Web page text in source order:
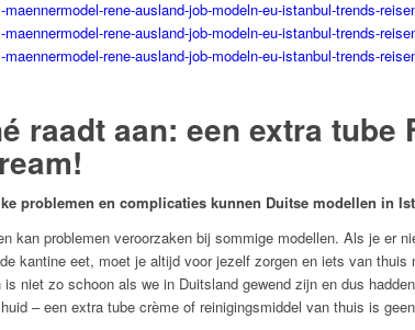
raadt aan: een extra tube
problemen en complicaties kunnen Duitse modellen in
kan problemen veroorzaken bij sommige modellen. Als je er
kantine eet, moet je altijd voor jezelf zorgen en iets van thuis
is niet zo schoon als we in Duitsland gewend zijn en dus
– een extra tube crème of reinigingsmiddel van thuis is